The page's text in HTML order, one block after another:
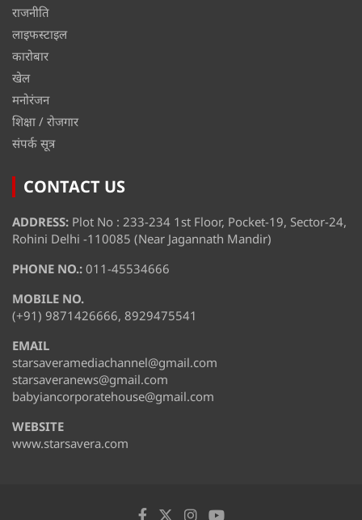
राजनीति
लाइफस्टाइल
कारोबार
खेल
मनोरंजन
शिक्षा / रोजगार
संपर्क सूत्र
CONTACT US
ADDRESS: Plot No : 233-234 1st Floor, Pocket-19, Sector-24,
Rohini Delhi -110085 (Near Jagannath Mandir)
PHONE NO.: 011-45534666
MOBILE NO.
(+91) 9871426666, 8929475541
EMAIL
starsaveramediachannel@gmail.com
starsaveranews@gmail.com
babyiancorporatehouse@gmail.com
WEBSITE
www.starsavera.com